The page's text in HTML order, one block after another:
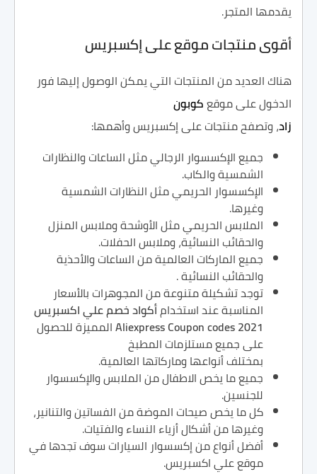
يقدمها المتجر.
أقوى منتجات موقع على إكسبريس
هناك العديد من المنتجات التي يمكن الوصول إليها فور
الدخول على موقعكوبون
زاد، وتصفح منتجات على إكسبريس وأهمها:
جميع الإكسسوار الرجالي مثل الساعات والنظارات
الشمسية والكاب.
الإكسسوار الحريمي مثل النظارات الشمسية
وغيرها.
الملابس الحريمي مثل الأوشحة وملابس المنزل
والحقائب النسائية، وملابس الحفلات.
جميع الماركات العالمية من الساعات والأحذية
والحقائب النسائية .
توجد تشكيلة متنوعة من المجوهرات بالأسعار
المناسبة عند استخدامأكواد خصم علي اكسبريس
Aliexpress Coupon codes 2021المميزة للحصول
على جميع مستلزمات المطبخ
بمختلف أنواعها وماركاتها العالمية.
جميع ما يخص الاطفال من الملابس والإكسسوار
للجنسين.
كل ما يخص صيحات الموضة من الفساتين والتنانير،
وغيرها من أشكال أزياء النساء والفتيات.
أفضل أنواع من إكسسوار السيارات سوف تجدها في
موقع علي اكسبريس.